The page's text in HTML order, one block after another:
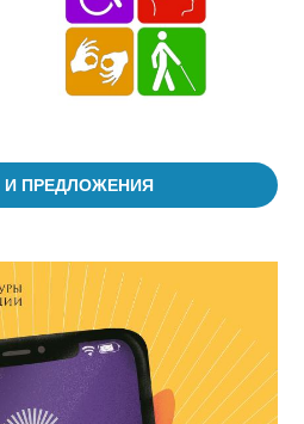
ПРЕДЛОЖЕНИЯ